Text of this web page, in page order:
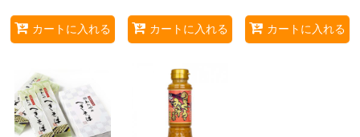
カートに入れる カートに入れる カートに入れる